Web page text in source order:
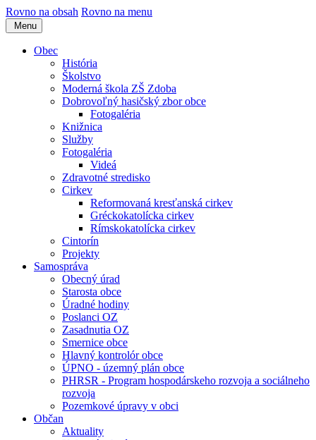
Rovno na obsah Rovno na menu
Menu
Obec
História
Školstvo
Moderná škola ZŠ Zdoba
Dobrovoľný hasičský zbor obce
Fotogaléria
Knižnica
Služby
Fotogaléria
Videá
Zdravotné stredisko
Cirkev
Reformovaná kresťanská cirkev
Gréckokatolícka cirkev
Rímskokatolícka cirkev
Cintorín
Projekty
Samospráva
Obecný úrad
Starosta obce
Úradné hodiny
Poslanci OZ
Zasadnutia OZ
Smernice obce
Hlavný kontrolór obce
ÚPNO - územný plán obce
PHRSR - Program hospodárskeho rozvoja a sociálneho
rozvoja
Pozemkové úpravy v obci
Občan
Aktuality